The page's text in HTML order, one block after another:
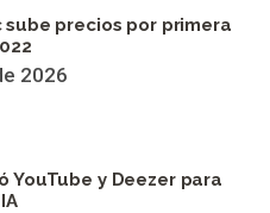
sube precios por primera
2026
YouTube y Deezer para